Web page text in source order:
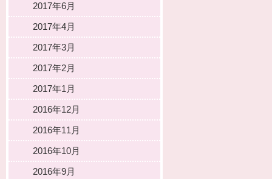
2017年6月
2017年4月
2017年3月
2017年2月
2017年1月
2016年12月
2016年11月
2016年10月
2016年9月